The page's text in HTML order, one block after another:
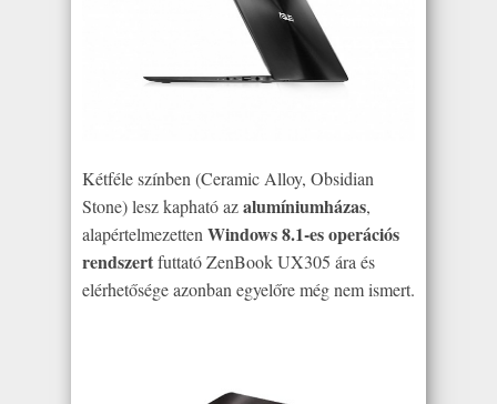
Kétféle színben (Ceramic Alloy, Obsidian
Stone) lesz kapható azalumíniumházas,
alapértelmezetten Windows 8.1-es operációs
rendszertfuttató ZenBook UX305 ára és
elérhetősége azonban egyelőre még nem ismert.